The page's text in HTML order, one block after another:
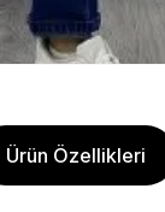
Ürün Özellikleri